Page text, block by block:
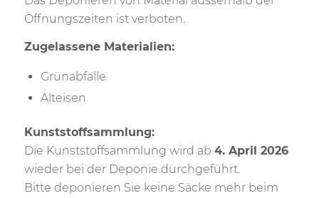
Öffnungszeiten ist verboten.
Zugelassene Materialien:
Grünabfälle
Alteisen
Kunststoffsammlung:
Die Kunststoffsammlung wird ab 4. April 2026
wieder bei der Deponie durchgeführt.
Bitte deponieren Sie keine Säcke mehr beim